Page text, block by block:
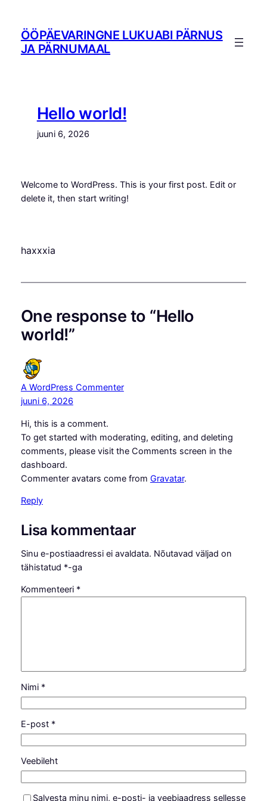
juurdeÖÖPÄEVARINGNE LUKUABI PÄRNUS
JA PÄRNUMAAL
Hello world!
juuni 6, 2026
Welcome to WordPress. This is your first post. Edit or
delete it, then start writing!
haxxxia
One response to “Hello
world!”
A WordPress Commenter
juuni 6, 2026
Hi, this is a comment.
To get started with moderating, editing, and deleting
comments, please visit the Comments screen in the
dashboard.
Commenter avatars come from Gravatar.
Reply
Lisa kommentaar
Sinu e-postiaadressi ei avaldata. Nõutavad väljad on
tähistatud *-ga
Kommenteeri *
Nimi *
E-post *
Veebileht
Salvesta minu nimi, e-posti- ja veebiaadress sellesse